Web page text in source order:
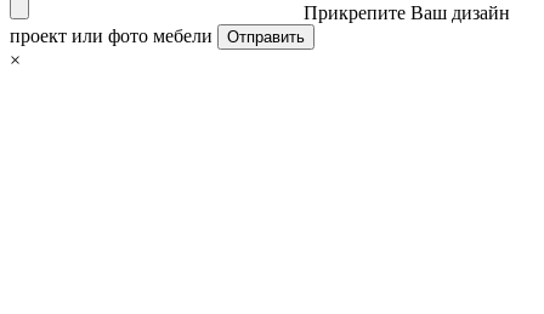
Прикрепите Ваш дизайн
проект или фото мебели
×